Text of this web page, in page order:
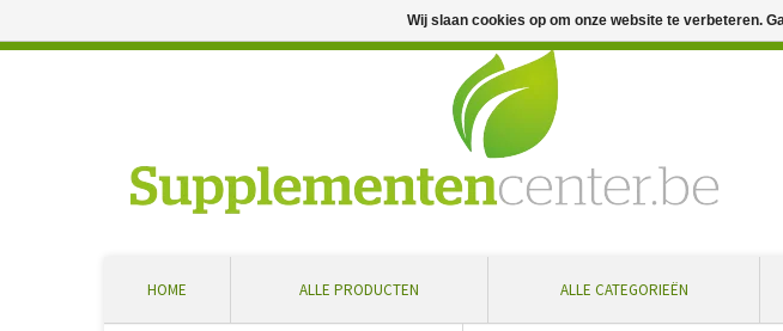
HOME ALLE PRODUCTEN ALLE CATEGORIEËN
Wij slaan cookies op om onze website te verbeteren.
Professioneel advies en snelle levering ... Ontvang 5 % extra korting bij